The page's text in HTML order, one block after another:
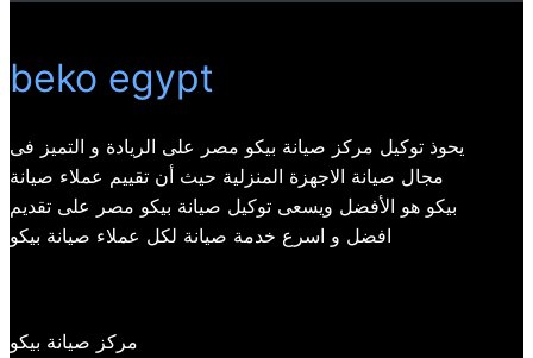
beko egypt
يحوذ توكيل مركز صيانة بيكو مصر على الريادة و التميز فى
مجال صيانة الاجهزة المنزلية حيث أن تقييم عملاء صيانة
بيكو هو الأفضل ويسعى توكيل صيانة بيكو مصر على تقديم
افضل و اسرع خدمة صيانة لكل عملاء صيانة بيكو
مركز صيانة بيكو